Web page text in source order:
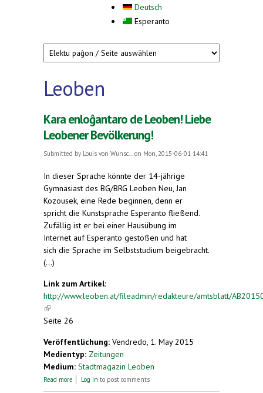
Deutsch
Esperanto
Leoben
Kara enloĝantaro de Leoben! Liebe
Leobener Bevölkerung!
Submitted by Louis von Wunsc... on Mon, 2015-06-01 14:41
In dieser Sprache könnte der 14-jährige
Gymnasiast des BG/BRG Leoben Neu, Jan
Kozousek, eine Rede beginnen, denn er
spricht die Kunstsprache Esperanto fließend.
Zufällig ist er bei einer Hausübung im
Internet auf Esperanto gestoßen und hat
sich die Sprache im Selbststudium beigebracht.
(...)
Link zum Artikel:
http://www.leoben.at/fileadmin/redakteure/amtsblatt/
(link is external)
Seite 26
Veröffentlichung: Vendredo, 1. May 2015
Medientyp: Zeitungen
Medium: Stadtmagazin Leoben
Read more about Kara enloĝantaro de Leoben! Liebe Leobener
Log in to post comments